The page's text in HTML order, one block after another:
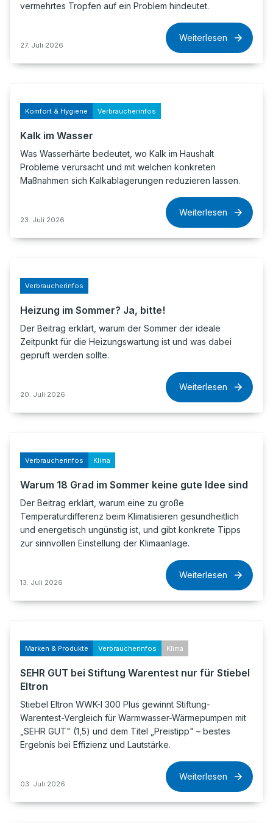
vermehrtes Tropfen auf ein Problem hindeutet.
27. Juli 2026
Weiterlesen
Komfort & Hygiene Verbraucherinfos
Kalk im Wasser
Was Wasserhärte bedeutet, wo Kalk im Haushalt
Probleme verursacht und mit welchen konkreten
Maßnahmen sich Kalkablagerungen reduzieren lassen.
23. Juli 2026
Weiterlesen
Verbraucherinfos
Heizung im Sommer? Ja, bitte!
Der Beitrag erklärt, warum der Sommer der ideale
Zeitpunkt für die Heizungswartung ist und was dabei
geprüft werden sollte.
20. Juli 2026
Weiterlesen
Verbraucherinfos Klima
Warum 18 Grad im Sommer keine gute Idee sind
Der Beitrag erklärt, warum eine zu große
Temperaturdifferenz beim Klimatisieren gesundheitlich
und energetisch ungünstig ist, und gibt konkrete Tipps
zur sinnvollen Einstellung der Klimaanlage.
13. Juli 2026
Weiterlesen
Marken & Produkte Verbraucherinfos Klima
SEHR GUT bei Stiftung Warentest nur für Stiebel
Eltron
Stiebel Eltron WWK-I 300 Plus gewinnt Stiftung-
Warentest-Vergleich für Warmwasser-Wärmepumpen mit
„SEHR GUT" (1,5) und dem Titel „Preistipp" – bestes
Ergebnis bei Effizienz und Lautstärke.
03. Juli 2026
Weiterlesen